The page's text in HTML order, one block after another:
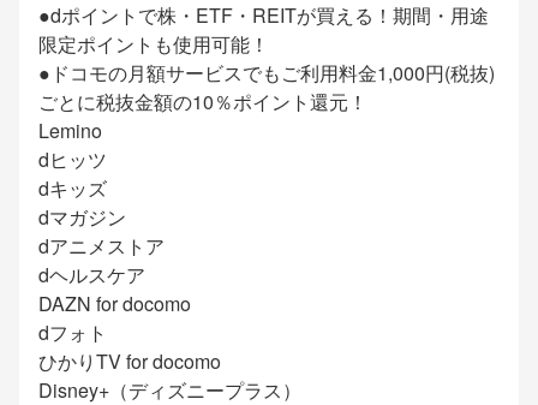
●dポイントで株・ETF・REITが買える！期間・用途
限定ポイントも使用可能！
●ドコモの月額サービスでもご利用料金1,000円(税抜)
ごとに税抜金額の10％ポイント還元！
Lemino
dヒッツ
dキッズ
dマガジン
dアニメストア
dヘルスケア
DAZN for docomo
dフォト
ひかりTV for docomo
Disney+（ディズニープラス）